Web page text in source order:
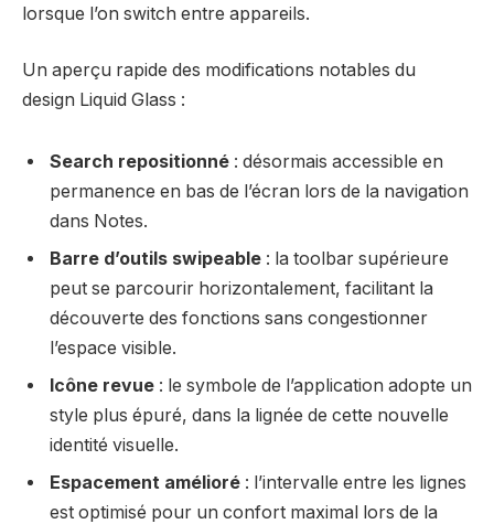
lorsque l’on switch entre appareils.
Un aperçu rapide des modifications notables du
design Liquid Glass :
Search repositionné : désormais accessible en
permanence en bas de l’écran lors de la navigation
dans Notes.
Barre d’outils swipeable : la toolbar supérieure
peut se parcourir horizontalement, facilitant la
découverte des fonctions sans congestionner
l’espace visible.
Icône revue : le symbole de l’application adopte un
style plus épuré, dans la lignée de cette nouvelle
identité visuelle.
Espacement amélioré : l’intervalle entre les lignes
est optimisé pour un confort maximal lors de la